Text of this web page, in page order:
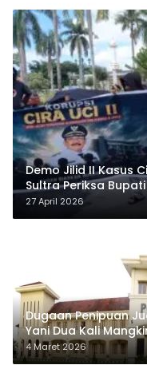
Demo Jilid II Kasus
Sultra Periksa
27 April 2026
Dugaan Penipuan
Yani Dua Kali
4 Maret 2026